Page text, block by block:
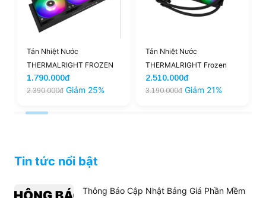
Tản Nhiệt Nước
THERMALRIGHT FROZEN
PRISM 360 ARGB Black |
New
1.790.000đ
2.390.000đ Giảm 25%
Tản Nhiệt Nước
THERMALRIGHT Frozen
Warframe 360 SE ARGB
(LCD) | New
2.510.000đ
3.190.000đ Giảm 21%
Tin tức nổi bật
Thông Báo Cập Nhật Bảng Giá Phần Mềm